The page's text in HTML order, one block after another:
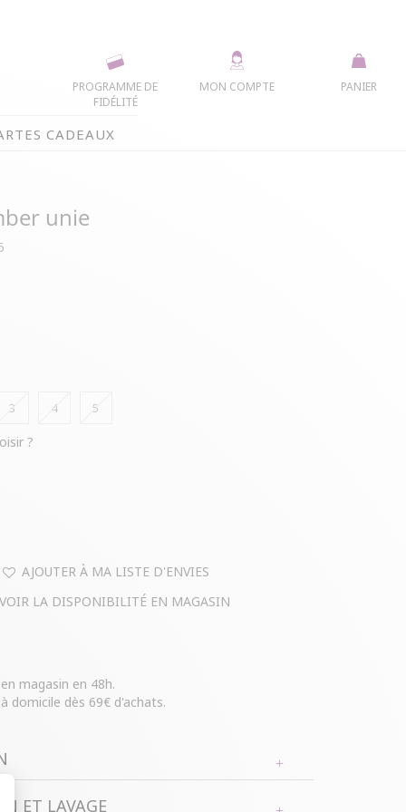
PANIER
MON COMPTE
PROGRAMME DE
FIDÉLITÉ
CADEAUX
unie
3 4 5
?
AJOUTER À MA LISTE D'ENVIES
VOIR LA DISPONIBILITÉ EN MAGASIN
magasin en 48h.
domicile dès 69€ d'achats.
ET LAVAGE